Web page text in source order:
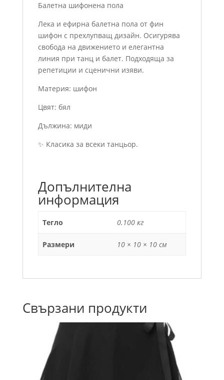
Балетна шифонена пола
Лека и ефирна балетна пола от фин
шифон с прехлупващ дизайн. Осигурява
свобода на движението и елегантна
линия при танц и балет. Подходяща за
репетиции и сценични изяви.
Материя: шифон
Цвят: бял
Дължина: миди
✨ Класика за всеки танцьор.
Допълнителна
информация
Тегло 0.100 кг
Размери 10 × 10 × 10 см
Свързани продукти